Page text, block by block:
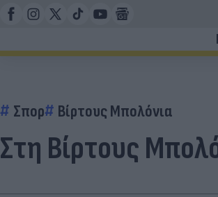
Σπορ Βίρτους Μπολόνια
Στη Βίρτους